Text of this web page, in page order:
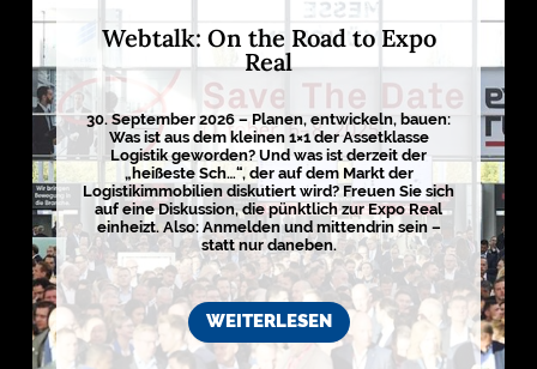
i
o
n
n
h
i
e
r
a
s
e
h
e
n

D
e
r
Webtalk: On the Road to Expo
Real
30. September 2026 – Planen, entwickeln, bauen:
Was ist aus dem kleinen 1×1 der Assetklasse
Logistik geworden? Und was ist derzeit der
„heißeste Sch…“, der auf dem Markt der
Logistikimmobilien diskutiert wird? Freuen Sie sich
auf eine Diskussion, die pünktlich zur Expo Real
einheizt. Also: Anmelden und mittendrin sein –
statt nur daneben.
WEITERLESEN